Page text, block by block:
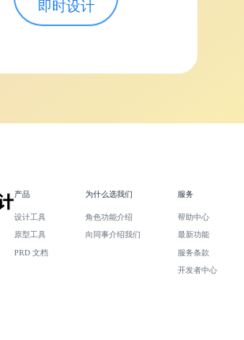
即时设计
产品
设计工具
原型工具
PRD 文档
为什么选我们
角色功能介绍
向同事介绍我们
服务
帮助中心
最新功能
服务条款
开发者中心